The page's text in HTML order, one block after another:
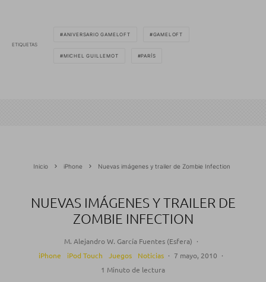
ETIQUETAS
ANIVERSARIO GAMELOFT GAMELOFT
MICHEL GUILLEMOT PARÍS
Inicio iPhone Nuevas imágenes y trailer de Zombie Infection
NUEVAS IMÁGENES Y TRAILER DE
ZOMBIE INFECTION
M. Alejandro W. García Fuentes (Esfera) ·
iPhone
iPod Touch Juegos Noticias · 7 mayo, 2010 ·
1 Minuto de lectura